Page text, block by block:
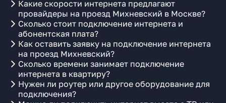
Какие скорости интернета предлагают
провайдеры на проезд Михневский в Москве?
Сколько стоит подключение интернета и
абонентская плата?
Как оставить заявку на подключение интернета
на проезд Михневский?
Сколько времени занимает подключение
интернета в квартиру?
Нужен ли роутер или другое оборудование для
подключения?